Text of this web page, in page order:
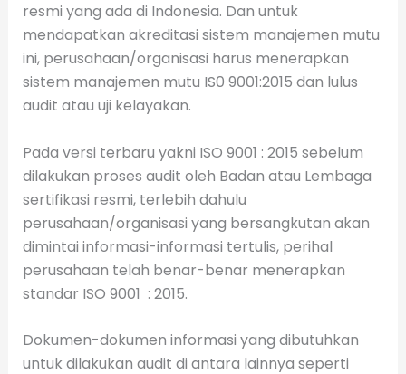
resmi yang ada di Indonesia. Dan untuk
mendapatkan akreditasi sistem manajemen mutu
ini, perusahaan/organisasi harus menerapkan
sistem manajemen mutu IS0 9001:2015 dan lulus
audit atau uji kelayakan.
Pada versi terbaru yakni ISO 9001 : 2015 sebelum
dilakukan proses audit oleh Badan atau Lembaga
sertifikasi resmi, terlebih dahulu
perusahaan/organisasi yang bersangkutan akan
dimintai informasi-informasi tertulis, perihal
perusahaan telah benar-benar menerapkan
standar ISO 9001 : 2015.
Dokumen-dokumen informasi yang dibutuhkan
untuk dilakukan audit di antara lainnya seperti